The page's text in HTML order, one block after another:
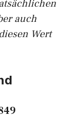
auch
Wert